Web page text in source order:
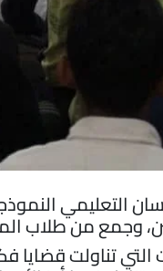
التعليمي
وجمع من طلاب
تناولت قضايا